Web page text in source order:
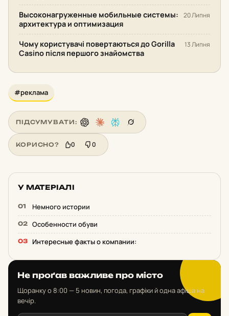
Высоконагруженные мобильные системы:
архитектура и оптимизация
20 Липня
Чому користувачі повертаються до Gorilla
Casino після першого знайомства
13 Липня
#реклама
ПІДСУМУВАТИ:
КОРИСНО? 0 0
У МАТЕРІАЛІ
Немного истории
Особенности обуви
Интересные факты о компании:
Не проґав важливе про місто
Щоранку о 8:00 — 5 новин, погода, графіки й одна афіша на
вечір.